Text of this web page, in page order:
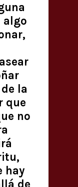
algo
la
que
no
hay